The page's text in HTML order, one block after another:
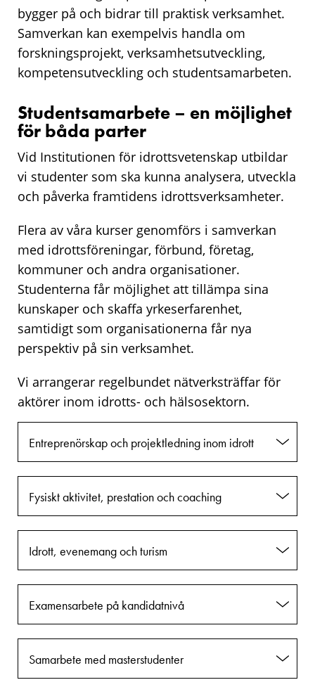
bygger på och bidrar till praktisk verksamhet.
Samverkan kan exempelvis handla om
forskningsprojekt, verksamhetsutveckling,
kompetensutveckling och studentsamarbeten.
Studentsamarbete – en möjlighet
för båda parter
Vid Institutionen för idrottsvetenskap utbildar
vi studenter som ska kunna analysera, utveckla
och påverka framtidens idrottsverksamheter.
Flera av våra kurser genomförs i samverkan
med idrottsföreningar, förbund, företag,
kommuner och andra organisationer.
Studenterna får möjlighet att tillämpa sina
kunskaper och skaffa yrkeserfarenhet,
samtidigt som organisationerna får nya
perspektiv på sin verksamhet.
Vi arrangerar regelbundet nätverksträffar för
aktörer inom idrotts- och hälsosektorn.
Entreprenörskap och projektledning inom idrott
Fysiskt aktivitet, prestation och coaching
Idrott, evenemang och turism
Examensarbete på kandidatnivå
Samarbete med masterstudenter